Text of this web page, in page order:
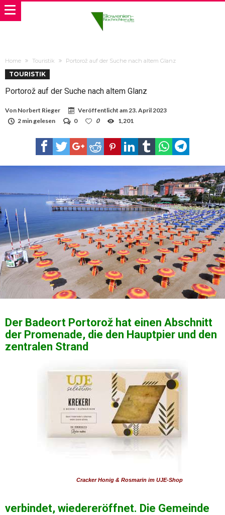
Home Touristik Portorož auf der Suche nach altem Glanz
TOURISTIK
Portorož auf der Suche nach altem Glanz
Von Norbert Rieger Veröffentlicht am23. April 2023
2 min gelesen
0 0 1,201
Der Badeort Portorož hat einen Abschnitt
der Promenade, die den Hauptpier und den
zentralen Strand
Cracker Honig & Rosmarin im UJE-Shop
verbindet, wiedereröffnet. Die Gemeinde